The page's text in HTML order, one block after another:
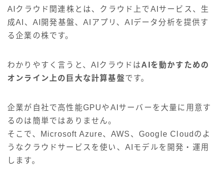
AIクラウド関連株とは、クラウド上でAIサービス、生
成AI、AI開発基盤、AIアプリ、AIデータ分析を提供す
る企業の株です。
わかりやすく言うと、AIクラウドはAIを動かすための
オンライン上の巨大な計算基盤です。
企業が自社で高性能GPUやAIサーバーを大量に用意す
るのは簡単ではありません。
そこで、Microsoft Azure、AWS、Google Cloudのよ
うなクラウドサービスを使い、AIモデルを開発・運用
します。